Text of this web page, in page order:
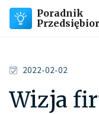
Poradnik
2022-02-02
Wizja